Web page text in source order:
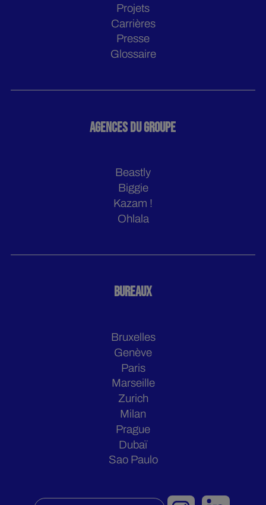
Projets
Carrières
Presse
Glossaire
AGENCES DU GROUPE
Beastly
Biggie
Kazam !
Ohlala
BUREAUX
Bruxelles
Genève
Paris
Marseille
Zurich
Milan
Prague
Dubaï
Sao Paulo